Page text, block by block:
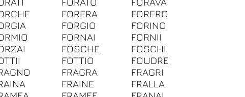
FORERA
FORERO
FORGIO
FORINO
FORNAI
FORNII
FOSCHE
FOSCHI
FOTTIO
FOUDRE
FRAGRA
FRAGRI
FRAINE
FRALLA